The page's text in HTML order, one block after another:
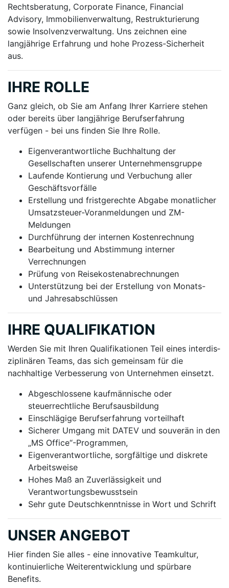
Rechtsberatung, Corporate Finance, Financial
Advisory, Immobilienverwaltung, Restrukturierung
sowie Insolvenzverwaltung. Uns zeichnen eine
langjährige Erfahrung und hohe Prozess-Sicherheit
aus.
IHRE ROLLE
Ganz gleich, ob Sie am Anfang Ihrer Karriere stehen
oder bereits über langjährige Berufserfahrung
verfügen - bei uns finden Sie Ihre Rolle.
Eigenverantwortliche Buchhaltung der
Gesellschaften unserer Unternehmensgruppe
Laufende Kontierung und Verbuchung aller
Geschäftsvorfälle
Erstellung und fristgerechte Abgabe monatlicher
Umsatzsteuer-Voranmeldungen und ZM-
Meldungen
Durchführung der internen Kostenrechnung
Bearbeitung und Abstimmung interner
Verrechnungen
Prüfung von Reisekostenabrechnungen
Unterstützung bei der Erstellung von Monats-
und Jahresabschlüssen
IHRE QUALIFIKATION
Werden Sie mit Ihren Qualifikationen Teil eines interdis­
ziplinären Teams, das sich gemeinsam für die
nachhaltige Verbesserung von Unternehmen einsetzt.
Abgeschlossene kaufmännische oder
steuerrechtliche Berufsausbildung
Einschlägige Berufserfahrung vorteilhaft
Sicherer Umgang mit DATEV und souverän in den
„MS Office“-Programmen,
Eigenverantwortliche, sorgfältige und diskrete
Arbeitsweise
Hohes Maß an Zuverlässigkeit und
Verantwortungsbewusstsein
Sehr gute Deutschkenntnisse in Wort und Schrift
UNSER ANGEBOT
Hier finden Sie alles - eine innovative Teamkultur,
kontinuier­liche Weiter­entwicklung und spürbare
Benefits.